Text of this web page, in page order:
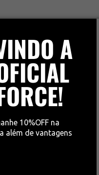
A
10%OFF na
além de vantagens